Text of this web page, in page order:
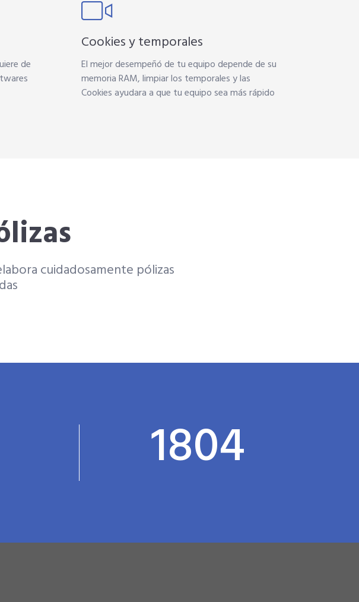
de
Cookies y temporales
El mejor desempeñó de tu equipo depende de su
memoria RAM, limpiar los temporales y las
Cookies ayudara a que tu equipo sea más rápido
cuidadosamente pólizas
1804